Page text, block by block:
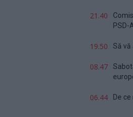
21.40
PSD-
19.50 Să vă
08.47
06.44 De